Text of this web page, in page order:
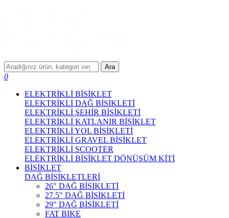
Ara
0
ELEKTRİKLİ BİSİKLET
ELEKTRİKLİ DAĞ BİSİKLETİ
ELEKTRİKLİ ŞEHİR BİSİKLETİ
ELEKTRİKLİ KATLANIR BİSİKLET
ELEKTRİKLİ YOL BİSİKLETİ
ELEKTRİKLİ GRAVEL BİSİKLET
ELEKTRİKLİ SCOOTER
ELEKTRİKLİ BİSİKLET DÖNÜŞÜM KİTİ
BİSİKLET
DAĞ BİSİKLETLERİ
26" DAĞ BİSİKLETİ
27.5" DAĞ BİSİKLETİ
29" DAĞ BİSİKLETİ
FAT BIKE